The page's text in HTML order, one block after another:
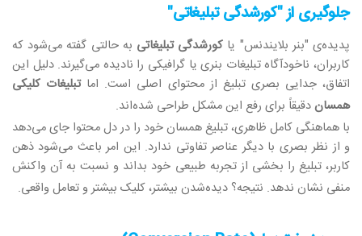
جلوگیری از "کورشدگی تبلیغاتی"
پدیده‌ی "بنر بلایندنس" یا کورشدگی تبلیغاتی به حالتی گفته می‌شود که
کاربران، ناخودآگاه تبلیغات بنری یا گرافیکی را نادیده می‌گیرند. دلیل این
اتفاق، جدایی بصری تبلیغ از محتوای اصلی است. اماتبلیغات کلیکی
همساندقیقاً برای رفع این مشکل طراحی شده‌اند.
با هماهنگی کامل ظاهری، تبلیغ همسان خود را در دل محتوا جای می‌دهد
و از نظر بصری با دیگر عناصر تفاوتی ندارد. این امر باعث می‌شود ذهن
کاربر، تبلیغ را بخشی از تجربه طبیعی خود بداند و نسبت به آن واکنش
منفی نشان ندهد. نتیجه؟ دیده‌شدن بیشتر، کلیک بیشتر و تعامل واقعی.